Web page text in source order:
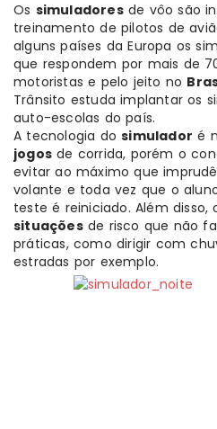
Os simuladoresde vôo são
treinamento de pilotos de
alguns países da Europa os
que respondem por mais de
motoristas e pelo jeito no
Trânsito estuda implantar os
auto-escolas do país.
A tecnologia dosimulador é
jogos de corrida, porém o
evitar ao máximo que
volante e toda vez que o
teste é reiniciado. Além disso,
situaçõesde risco que não
práticas, como dirigir com
estradas por exemplo.